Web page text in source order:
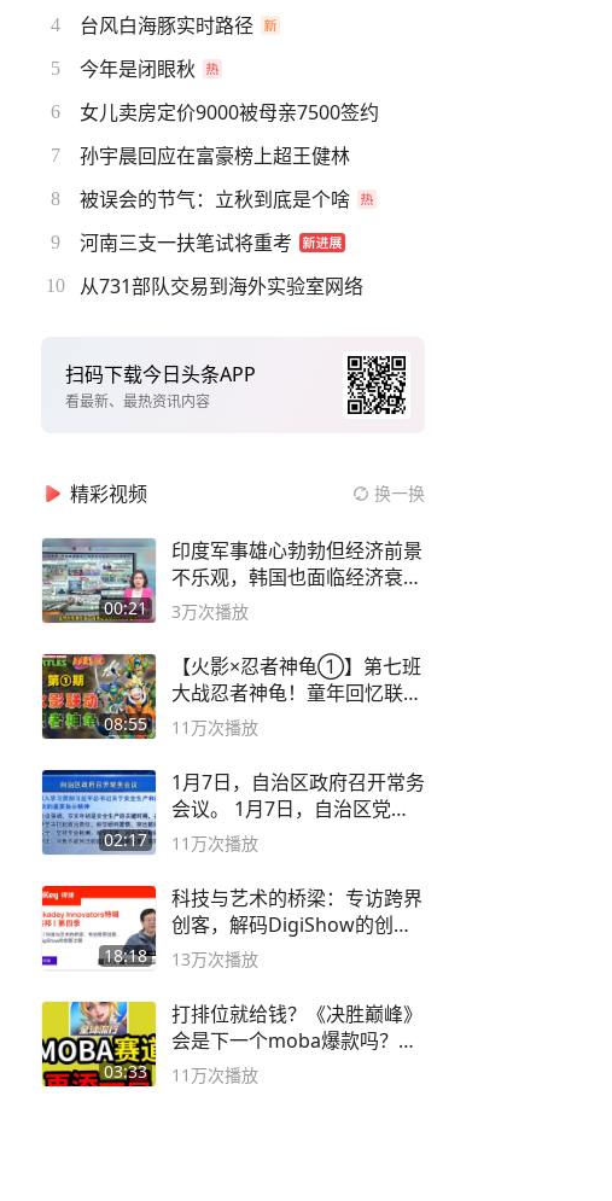
4 台风白海豚实时路径
5 今年是闭眼秋
6 女儿卖房定价9000被母亲7500签约
7 孙宇晨回应在富豪榜上超王健林
8 被误会的节气：立秋到底是个啥
9 河南三支一扶笔试将重考
10 从731部队交易到海外实验室网络
扫码下载今日头条APP
看最新、最热资讯内容
精彩视频 换一换
00:21
印度军事雄心勃勃但经济前景
不乐观，韩国也面临经济衰退
风险
3万次播放
08:55
【火影×忍者神龟①】第七班
大战忍者神龟！童年回忆联动
论武？
11万次播放
02:17
1月7日，自治区政府召开常务
会议。 1月7日，自治区党委
副书记
11万次播放
18:18
科技与艺术的桥梁：专访跨界
创客，解码DigiShow的创新
之路
13万次播放
03:33
打排位就给钱？《决胜巅峰》
会是下一个moba爆款吗？#
决胜巅峰
11万次播放